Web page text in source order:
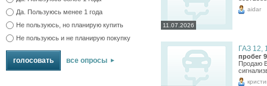
Да. Пользуюсь менее 1 года
Не пользуюсь, но планирую купить
Не пользуюсь и не планирую покупку
все опросы
11.07.2026
aidar
ГАЗ 12,
пробег
Продаю